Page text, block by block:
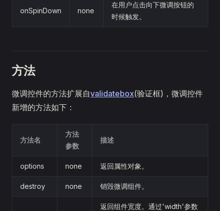
onSpinDown none
在用户点击向下微调按钮的
时候触发。
方法
微调控件的方法扩展自validatebox(验证框)，微调控件
新增的方法如下：
方法名
方法
参数
描述
options none 返回属性对象。
destroy none 销毁微调组件。
返回组件宽度。通过'width'参数